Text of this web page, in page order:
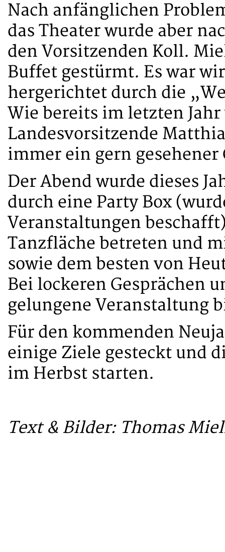
Nach anfänglichen
das Theater wurde aber
den Vorsitzenden Koll.
Buffet gestürmt. Es war
hergerichtet durch die
Wie bereits im letzten
Landesvorsitzende
immer ein gern
Der Abend wurde dieses
durch eine Party Box
Veranstaltungen
Tanzfläche betreten und
sowie dem besten von
Bei lockeren Gesprächen
gelungene Veranstaltung
Für den kommenden
einige Ziele gesteckt und
im Herbst starten.
Text & Bilder: Thomas